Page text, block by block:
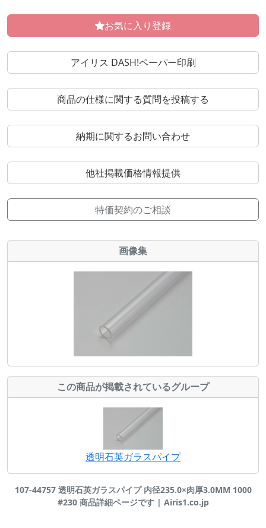
お気に入り登録
アイリス DASH!ペーパー印刷
商品の仕様に関する質問を投稿する
納期に関するお問い合わせ
他社掲載価格情報提供
特価契約のご相談
画像集
この商品が掲載されているグループ
透明石英ガラスパイプ
107-44757 透明石英ガラスパイプ 内径235.0×肉厚3.0MM 1000
#230 商品詳細ページです | Airis1.co.jp